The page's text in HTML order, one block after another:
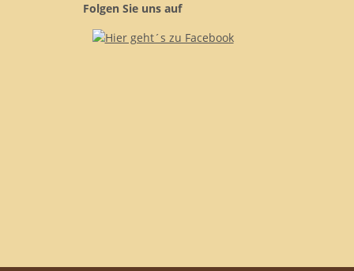
Folgen Sie uns auf